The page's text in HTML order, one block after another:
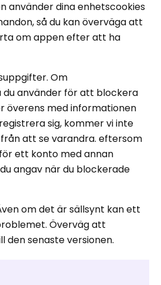
använder dina enhetscookies
så du kan överväga att
om appen efter att ha
Om
använder för att blockera
överens med informationen
sig, kommer vi inte
att se varandra. eftersom
ett konto med annan
angav när du blockerade
om det är sällsynt kan ett
Överväg att
den senaste versionen.